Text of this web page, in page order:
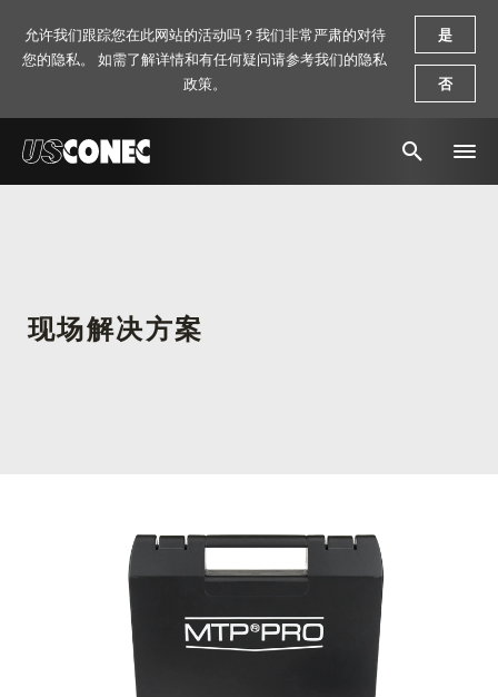
应用工程指导书 (AENs)
现场解决方案
允许我们跟踪您在此网站的活动吗？我们非常严肃的对待
您的隐私。 如需了解详情和有任何疑问请参考我们的隐私
政策。
是
否